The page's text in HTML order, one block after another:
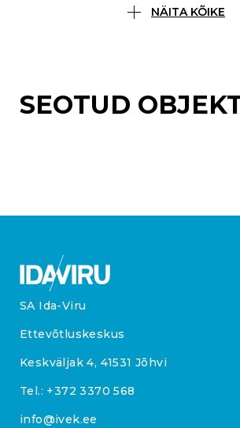
NÄITA KÕIKE
SEOTUD
SA Ida-Viru
Ettevõtluskeskus
Keskväljak 4, 41531 Jõhvi
Tel.: +372 3370 568
info@ivek.ee